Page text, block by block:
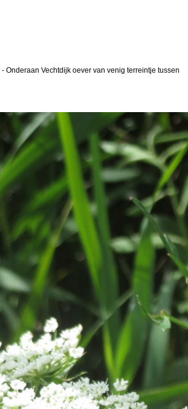
- Onderaan Vechtdijk oever van venig terreintje tussen